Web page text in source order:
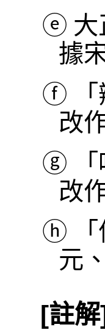
ⓔ
據
ⓕ
改
ⓖ
改
ⓗ
元
[註